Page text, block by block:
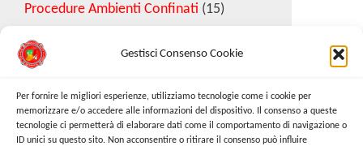
Gestisci Consenso Cookie
Per fornire le migliori esperienze, utilizziamo tecnologie come i cookie per
memorizzare e/o accedere alle informazioni del dispositivo. Il consenso a queste
tecnologie ci permetterà di elaborare dati come il comportamento di navigazione o
ID unici su questo sito. Non acconsentire o ritirare il consenso può influire
Procedure Ambienti Confinati (15)
Richiedi Modello